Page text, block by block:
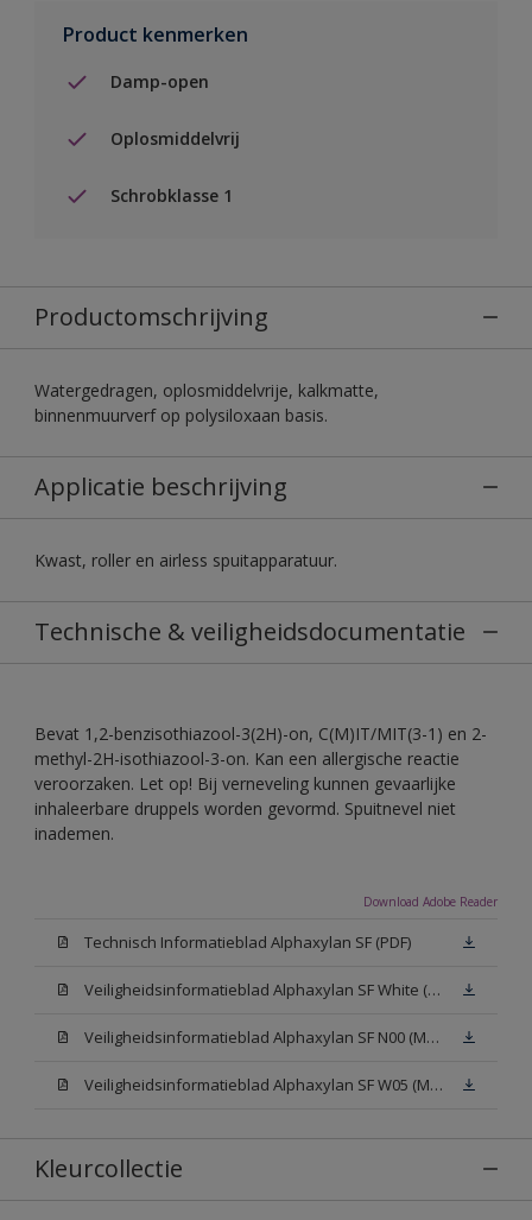
Product kenmerken
Damp-open
Oplosmiddelvrij
Schrobklasse 1
Productomschrijving
Watergedragen, oplosmiddelvrije, kalkmatte,
binnenmuurverf op polysiloxaan basis.
Applicatie beschrijving
Kwast, roller en airless spuitapparatuur.
Technische & veiligheidsdocumentatie
Bevat 1,2-benzisothiazool-3(2H)-on, C(M)IT/MIT(3-1) en 2-
methyl-2H-isothiazool-3-on. Kan een allergische reactie
veroorzaken. Let op! Bij verneveling kunnen gevaarlijke
inhaleerbare druppels worden gevormd. Spuitnevel niet
inademen.
Download Adobe Reader
Technisch Informatieblad Alphaxylan SF (PDF)
Veiligheidsinformatieblad Alphaxylan SF White (MSDS)
Veiligheidsinformatieblad Alphaxylan SF N00 (MSDS)
Veiligheidsinformatieblad Alphaxylan SF W05 (MSDS)
Kleurcollectie